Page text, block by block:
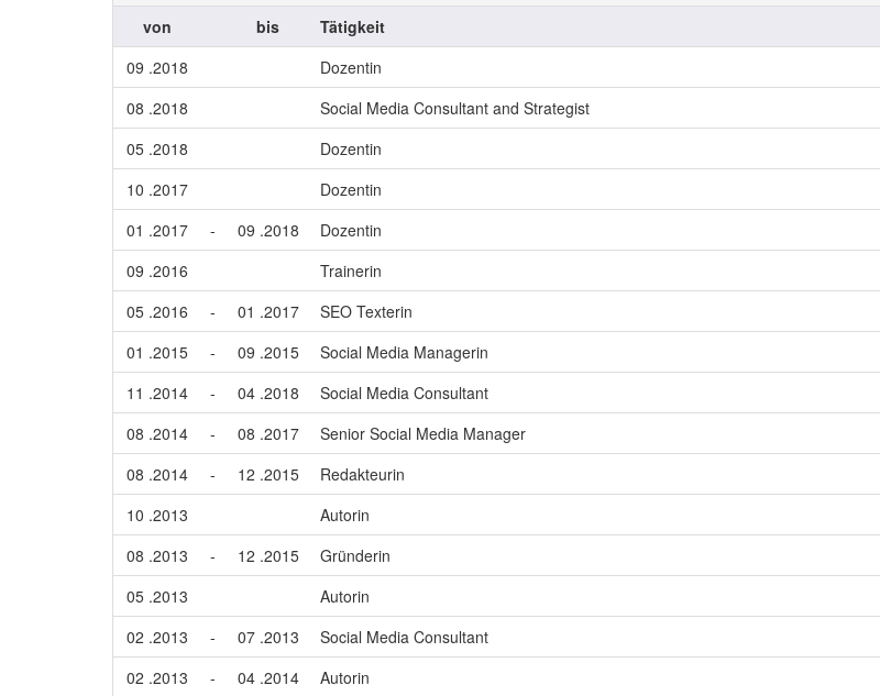
von bis Tätigkeit
09 .2018
Dozentin
08 .2018
Social Media Consultant and Strategist
05 .2018
Dozentin
10 .2017
Dozentin
01 .2017
- 09 .2018 Dozentin
09 .2016
Trainerin
05 .2016
- 01 .2017 SEO Texterin
01 .2015
- 09 .2015 Social Media Managerin
11 .2014
- 04 .2018 Social Media Consultant
08 .2014
- 08 .2017 Senior Social Media Manager
08 .2014
- 12 .2015 Redakteurin
10 .2013
Autorin
08 .2013
- 12 .2015 Gründerin
05 .2013
Autorin
02 .2013
- 07 .2013 Social Media Consultant
02 .2013
- 04 .2014 Autorin